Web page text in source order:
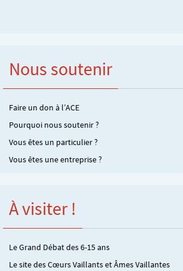
Nous soutenir
Faire un don à l’ACE
Pourquoi nous soutenir ?
Vous êtes un particulier ?
Vous êtes une entreprise ?
À visiter !
Le Grand Débat des 6-15 ans
Le site des Cœurs Vaillants et Âmes Vaillantes